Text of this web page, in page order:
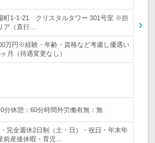
町1-1-21 クリスタルタワー 301号室 ※担
ア（直行…
万円※経験・年齢・資格など考慮し優遇い
月（待遇変更なし）
分休憩：60分時間外労働有無：無
完全週休2日制（土・日）・祝日・年末年
前産後休暇・育児…